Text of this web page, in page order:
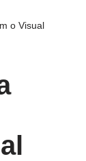
o Visual